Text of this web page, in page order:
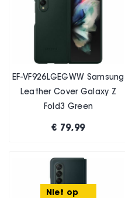
EF-VF926LGEGWW Samsung
Leather Cover Galaxy Z
Fold3 Green
€ 79,99
Niet op